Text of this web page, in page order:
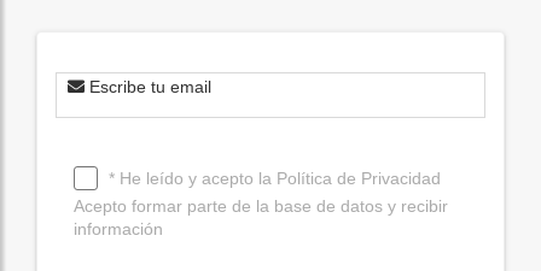
Escribe tu email
* He leído y acepto la Política de Privacidad
Acepto formar parte de la base de datos y recibir
información